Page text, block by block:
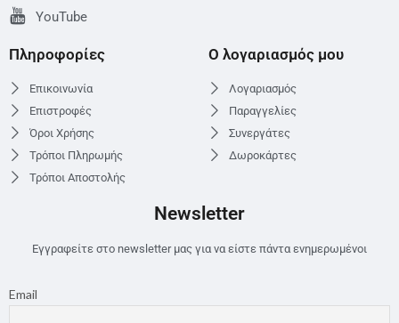
YouTube
Πληροφορίες
Επικοινωνία
Επιστροφές
Όροι Χρήσης
Τρόποι Πληρωμής
Τρόποι Αποστολής
Ο λογαριασμός μου
Λογαριασμός
Παραγγελίες
Συνεργάτες
Δωροκάρτες
Newsletter
Εγγραφείτε στο newsletter μας για να είστε πάντα ενημερωμένοι
Email